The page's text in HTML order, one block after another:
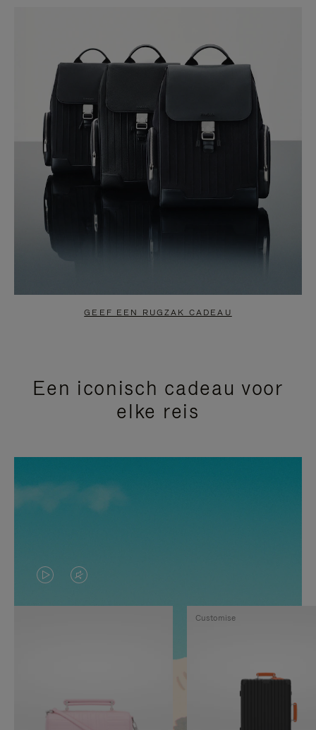
GEEF EEN RUGZAK CADEAU
Een iconisch cadeau voor
elke reis
VIDEO
IS
GEPAUZEERD,
OP
HET
GELUID
Customise